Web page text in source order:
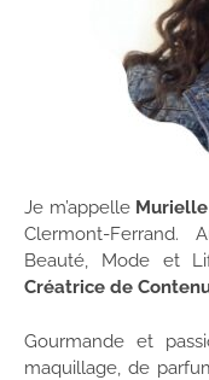
Je m’appelle Murielle
Clermont-Ferrand.
Beauté, Mode et
Créatrice de
Gourmande et
maquillage, de